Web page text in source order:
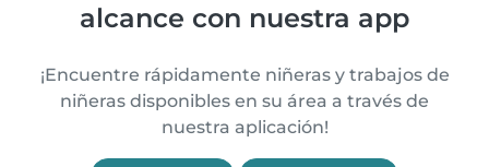
alcance con nuestra app
¡Encuentre rápidamente niñeras y trabajos de
niñeras disponibles en su área a través de
nuestra aplicación!